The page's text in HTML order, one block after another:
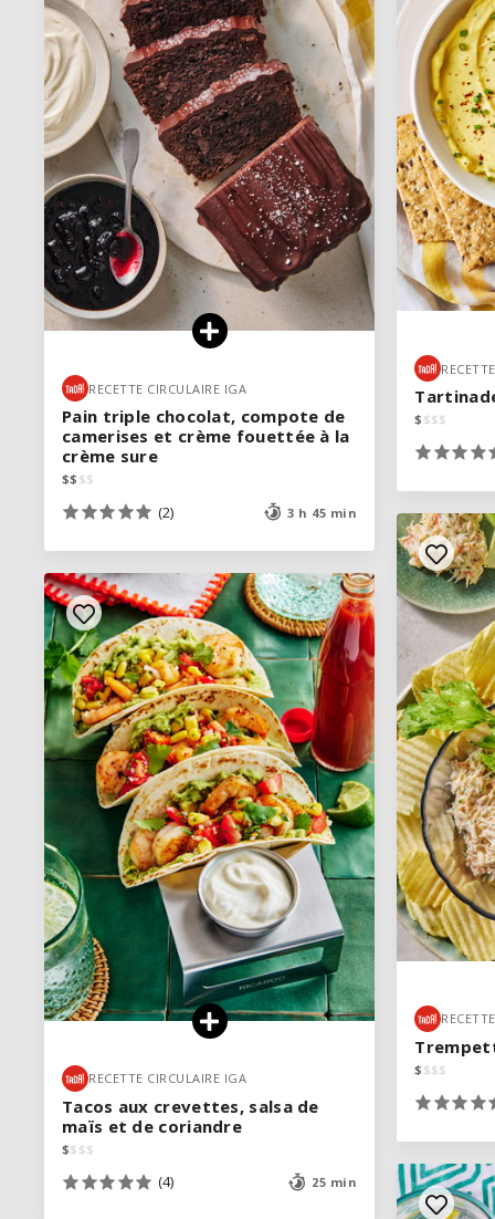
VOIR LA RECETTE
$ $$$
$ $$$
RECETTE CIRCULAIRE IGA
Pain triple chocolat, compote de
camerises et crème fouettée à la
crème sure
$$ $$
(2) 3 h 45 min
RECETTE CIRCULAIRE IGA
Pain triple chocolat, compote de
camerises et crème fouettée à la
crème sure
$$ $$
(2) 3 h 45 min
VOIR LA RECETTE
$ $$$
$ $$$
RECETTE CIRCULAIRE IGA
Tacos aux crevettes, salsa de
maïs et de coriandre
$$ $$
(4) 25 min
RECETTE CIRCULAIRE IGA
Tacos aux crevettes, salsa de
maïs et de coriandre
$$ $$
(4) 25 min